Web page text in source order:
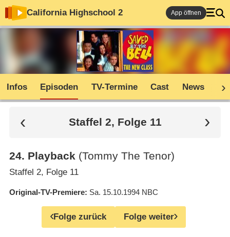
California Highschool 2 App öffnen
Infos Episoden TV-Termine Cast News
Staffel 2, Folge 11
24. Playback (Tommy The Tenor)
Staffel 2, Folge 11
Original-TV-Premiere Sa. 15.10.1994 NBC
Folge zurück Folge weiter